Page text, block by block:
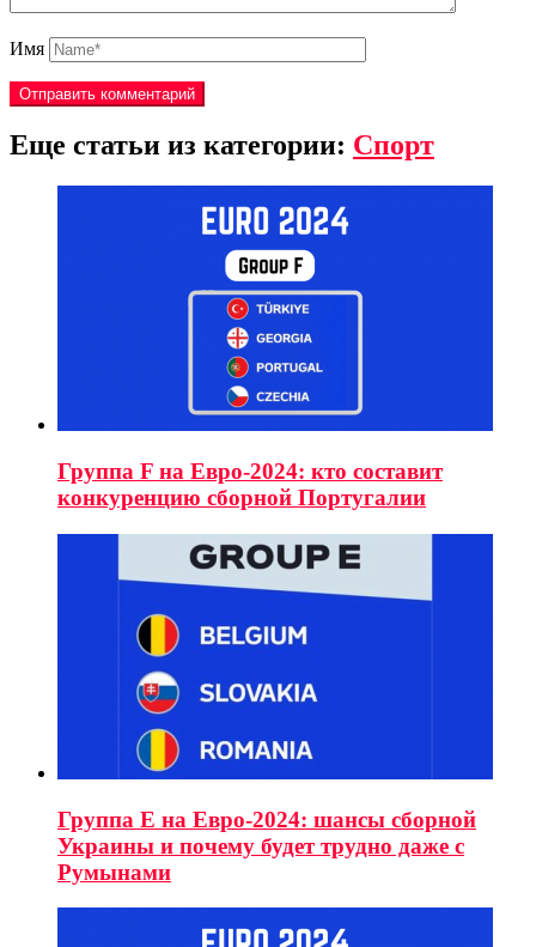
Имя
Еще статьи из категории: Спорт
Группа F на Евро-2024: кто составит
конкуренцию сборной Португалии
Группа E на Евро-2024: шансы сборной
Украины и почему будет трудно даже с
Румынами